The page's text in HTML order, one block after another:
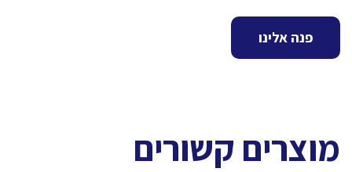
פנה אלינו
מוצרים קשורים